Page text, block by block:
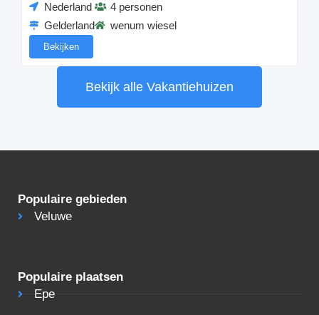
Nederland
Gelderland
4 personen
wenum wiesel
Bekijken
Bekijk alle Vakantiehuizen
Populaire gebieden
Veluwe
Populaire plaatsen
Epe